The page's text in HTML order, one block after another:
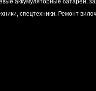
аккумуляторные батареи,
спецтехники. Ремонт